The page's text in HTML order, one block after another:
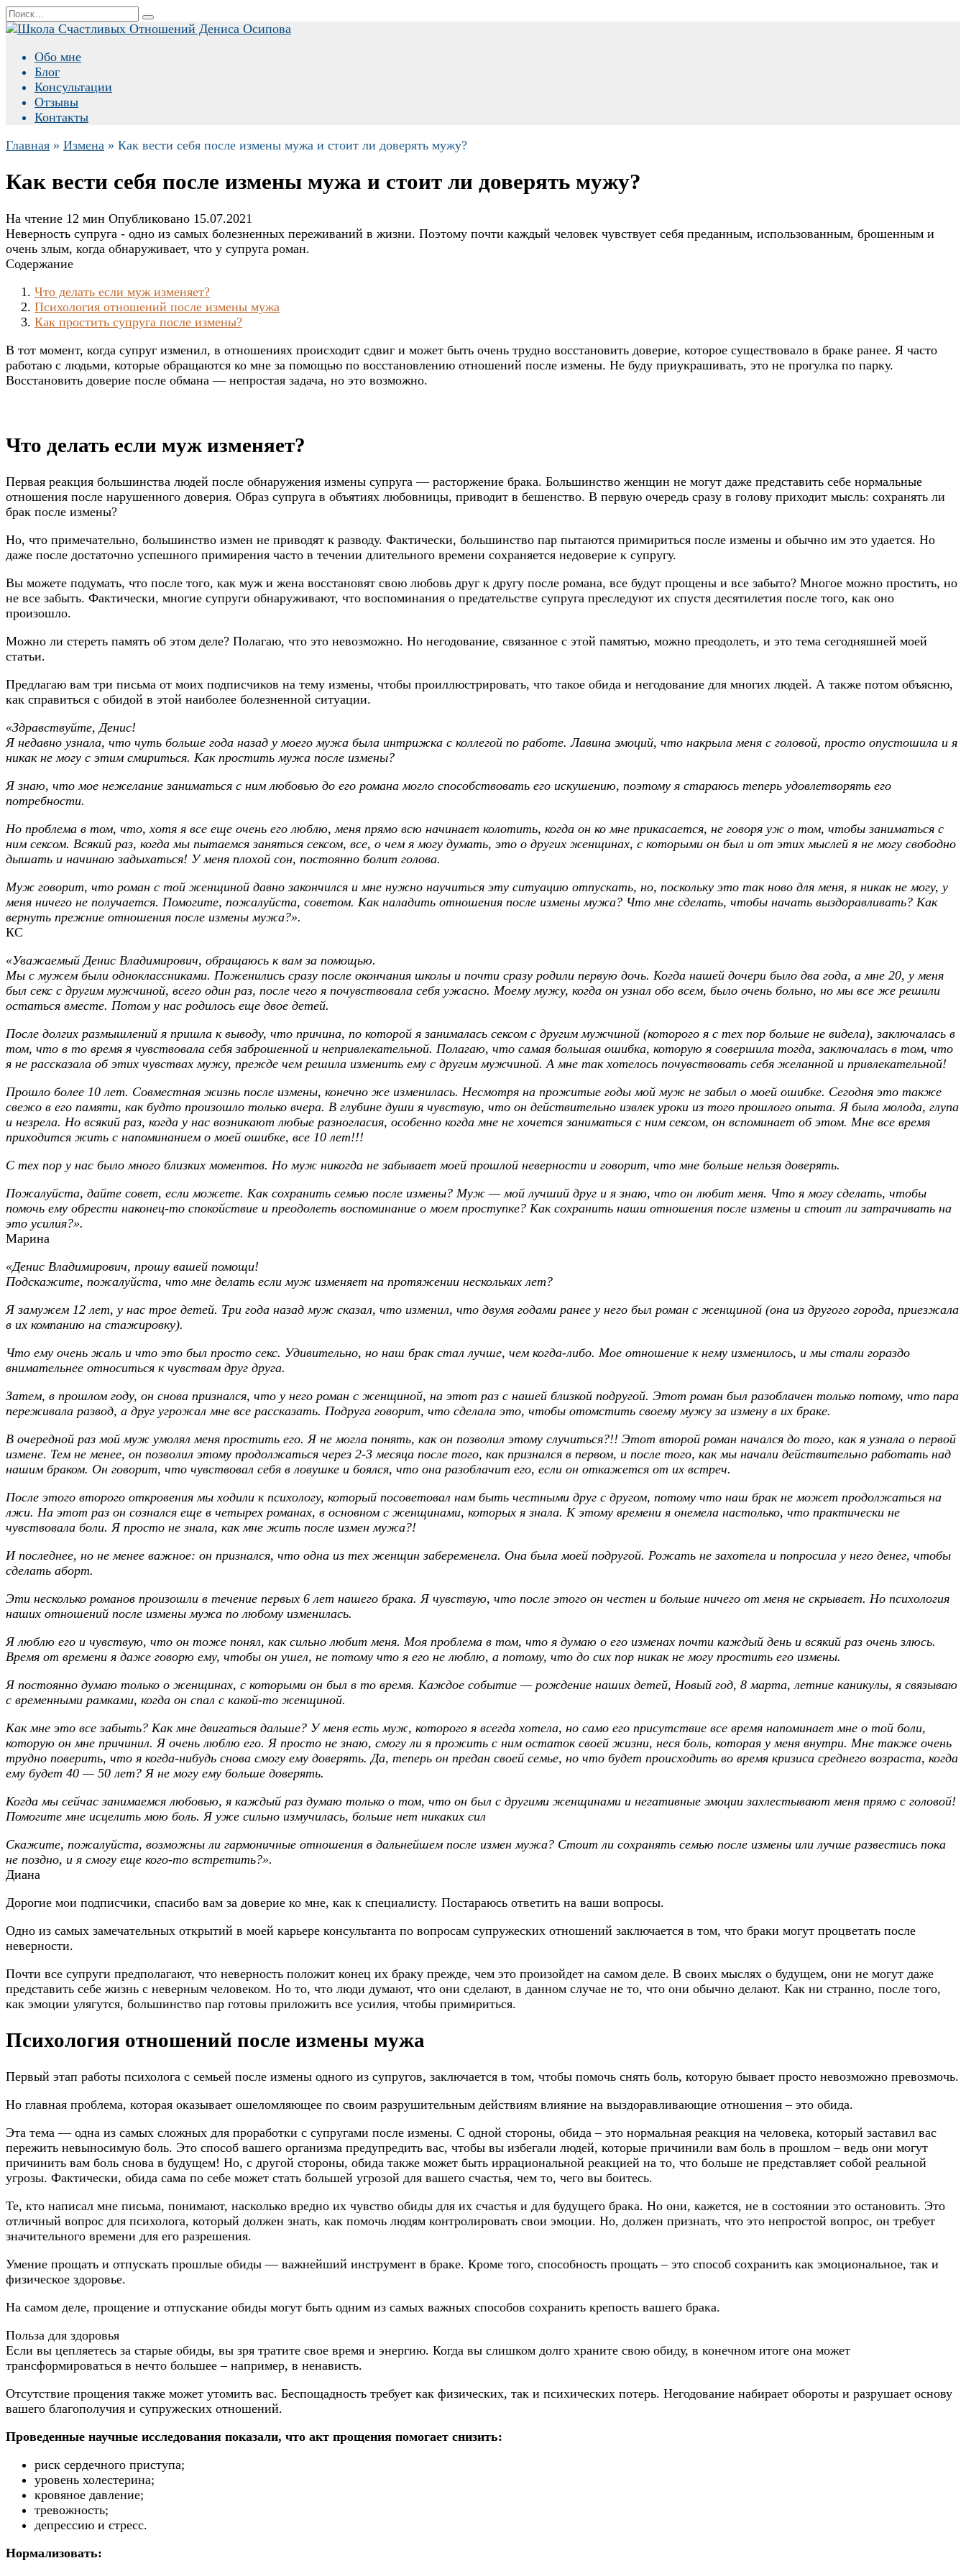
Перейти
к
Search
for:
Обо мне
Блог
Консультации
Отзывы
Контакты
Главная » Измена » Как вести себя после измены мужа и стоит ли доверять мужу?
Как вести себя после измены мужа и стоит ли доверять мужу?
На чтение 12 мин Опубликовано 15.07.2021
Неверность супруга - одно из самых болезненных переживаний в жизни. Поэтому почти каждый человек чувствует себя преданным, использованным, брошенным и
очень злым, когда обнаруживает, что у супруга роман.
Содержание
Что делать если муж изменяет?
Психология отношений после измены мужа
Как простить супруга после измены?
В тот момент, когда супруг изменил, в отношениях происходит сдвиг и может быть очень трудно восстановить доверие, которое существовало в браке ранее. Я часто
работаю с людьми, которые обращаются ко мне за помощью по восстановлению отношений после измены. Не буду приукрашивать, это не прогулка по парку.
Восстановить доверие после обмана — непростая задача, но это возможно.
Что делать если муж изменяет?
Первая реакция большинства людей после обнаружения измены супруга — расторжение брака. Большинство женщин не могут даже представить себе нормальные
отношения после нарушенного доверия. Образ супруга в объятиях любовницы, приводит в бешенство. В первую очередь сразу в голову приходит мысль: сохранять ли
брак после измены?
Но, что примечательно, большинство измен не приводят к разводу. Фактически, большинство пар пытаются примириться после измены и обычно им это удается. Но
даже после достаточно успешного примирения часто в течении длительного времени сохраняется недоверие к супругу.
Вы можете подумать, что после того, как муж и жена восстановят свою любовь друг к другу после романа, все будут прощены и все забыто? Многое можно простить, но
не все забыть. Фактически, многие супруги обнаруживают, что воспоминания о предательстве супруга преследуют их спустя десятилетия после того, как оно
произошло.
Можно ли стереть память об этом деле? Полагаю, что это невозможно. Но негодование, связанное с этой памятью, можно преодолеть, и это тема сегодняшней моей
статьи.
Предлагаю вам три письма от моих подписчиков на тему измены, чтобы проиллюстрировать, что такое обида и негодование для многих людей. А также потом объясню,
как справиться с обидой в этой наиболее болезненной ситуации.
«Здравствуйте, Денис!
Я недавно узнала, что чуть больше года назад у моего мужа была интрижка с коллегой по работе. Лавина эмоций, что накрыла меня с головой, просто опустошила и я
никак не могу с этим смириться. Как простить мужа после измены?
Я знаю, что мое нежелание заниматься с ним любовью до его романа могло способствовать его искушению, поэтому я стараюсь теперь удовлетворять его
потребности.
Но проблема в том, что, хотя я все еще очень его люблю, меня прямо всю начинает колотить, когда он ко мне прикасается, не говоря уж о том, чтобы заниматься с
ним сексом. Всякий раз, когда мы пытаемся заняться сексом, все, о чем я могу думать, это о других женщинах, с которыми он был и от этих мыслей я не могу свободно
дышать и начинаю задыхаться! У меня плохой сон, постоянно болит голова.
Муж говорит, что роман с той женщиной давно закончился и мне нужно научиться эту ситуацию отпускать, но, поскольку это так ново для меня, я никак не могу, у
меня ничего не получается. Помогите, пожалуйста, советом. Как наладить отношения после измены мужа? Что мне сделать, чтобы начать выздоравливать? Как
вернуть прежние отношения после измены мужа?».
КС
«Уважаемый Денис Владимирович, обращаюсь к вам за помощью.
Мы с мужем были одноклассниками. Поженились сразу после окончания школы и почти сразу родили первую дочь. Когда нашей дочери было два года, а мне 20, у меня
был секс с другим мужчиной, всего один раз, после чего я почувствовала себя ужасно. Моему мужу, когда он узнал обо всем, было очень больно, но мы все же решили
остаться вместе. Потом у нас родилось еще двое детей.
После долгих размышлений я пришла к выводу, что причина, по которой я занималась сексом с другим мужчиной (которого я с тех пор больше не видела), заключалась в
том, что в то время я чувствовала себя заброшенной и непривлекательной. Полагаю, что самая большая ошибка, которую я совершила тогда, заключалась в том, что
я не рассказала об этих чувствах мужу, прежде чем решила изменить ему с другим мужчиной. А мне так хотелось почувствовать себя желанной и привлекательной!
Прошло более 10 лет. Совместная жизнь после измены, конечно же изменилась. Несмотря на прожитые годы мой муж не забыл о моей ошибке. Сегодня это также
свежо в его памяти, как будто произошло только вчера. В глубине души я чувствую, что он действительно извлек уроки из того прошлого опыта. Я была молода, глупа
и незрела. Но всякий раз, когда у нас возникают любые разногласия, особенно когда мне не хочется заниматься с ним сексом, он вспоминает об этом. Мне все время
приходится жить с напоминанием о моей ошибке, все 10 лет!!!
С тех пор у нас было много близких моментов. Но муж никогда не забывает моей прошлой неверности и говорит, что мне больше нельзя доверять.
Пожалуйста, дайте совет, если можете. Как сохранить семью после измены? Муж — мой лучший друг и я знаю, что он любит меня. Что я могу сделать, чтобы
помочь ему обрести наконец-то спокойствие и преодолеть воспоминание о моем проступке? Как сохранить наши отношения после измены и стоит ли затрачивать на
это усилия?».
Марина
«Денис Владимирович, прошу вашей помощи!
Подскажите, пожалуйста, что мне делать если муж изменяет на протяжении нескольких лет?
Я замужем 12 лет, у нас трое детей. Три года назад муж сказал, что изменил, что двумя годами ранее у него был роман с женщиной (она из другого города, приезжала
в их компанию на стажировку).
Что ему очень жаль и что это был просто секс. Удивительно, но наш брак стал лучше, чем когда-либо. Мое отношение к нему изменилось, и мы стали гораздо
внимательнее относиться к чувствам друг друга.
Затем, в прошлом году, он снова признался, что у него роман с женщиной, на этот раз с нашей близкой подругой. Этот роман был разоблачен только потому, что пара
переживала развод, а друг угрожал мне все рассказать. Подруга говорит, что сделала это, чтобы отомстить своему мужу за измену в их браке.
В очередной раз мой муж умолял меня простить его. Я не могла понять, как он позволил этому случиться?!! Этот второй роман начался до того, как я узнала о первой
измене. Тем не менее, он позволил этому продолжаться через 2-3 месяца после того, как признался в первом, и после того, как мы начали действительно работать над
нашим браком. Он говорит, что чувствовал себя в ловушке и боялся, что она разоблачит его, если он откажется от их встреч.
После этого второго откровения мы ходили к психологу, который посоветовал нам быть честными друг с другом, потому что наш брак не может продолжаться на
лжи. На этот раз он сознался еще в четырех романах, в основном с женщинами, которых я знала. К этому времени я онемела настолько, что практически не
чувствовала боли. Я просто не знала, как мне жить после измен мужа?!
И последнее, но не менее важное: он признался, что одна из тех женщин забеременела. Она была моей подругой. Рожать не захотела и попросила у него денег, чтобы
сделать аборт.
Эти несколько романов произошли в течение первых 6 лет нашего брака. Я чувствую, что после этого он честен и больше ничего от меня не скрывает. Но психология
наших отношений после измены мужа по любому изменилась.
Я люблю его и чувствую, что он тоже понял, как сильно любит меня. Моя проблема в том, что я думаю о его изменах почти каждый день и всякий раз очень злюсь.
Время от времени я даже говорю ему, чтобы он ушел, не потому что я его не люблю, а потому, что до сих пор никак не могу простить его измены.
Я постоянно думаю только о женщинах, с которыми он был в то время. Каждое событие — рождение наших детей, Новый год, 8 марта, летние каникулы, я связываю
с временными рамками, когда он спал с какой-то женщиной.
Как мне это все забыть? Как мне двигаться дальше? У меня есть муж, которого я всегда хотела, но само его присутствие все время напоминает мне о той боли,
которую он мне причинил. Я очень люблю его. Я просто не знаю, смогу ли я прожить с ним остаток своей жизни, неся боль, которая у меня внутри. Мне также очень
трудно поверить, что я когда-нибудь снова смогу ему доверять. Да, теперь он предан своей семье, но что будет происходить во время кризиса среднего возраста, когда
ему будет 40 — 50 лет? Я не могу ему больше доверять.
Когда мы сейчас занимаемся любовью, я каждый раз думаю только о том, что он был с другими женщинами и негативные эмоции захлестывают меня прямо с головой!
Помогите мне исцелить мою боль. Я уже сильно измучилась, больше нет никаких сил
Скажите, пожалуйста, возможны ли гармоничные отношения в дальнейшем после измен мужа? Стоит ли сохранять семью после измены или лучше развестись пока
не поздно, и я смогу еще кого-то встретить?».
Диана
Дорогие мои подписчики, спасибо вам за доверие ко мне, как к специалисту. Постараюсь ответить на ваши вопросы.
Одно из самых замечательных открытий в моей карьере консультанта по вопросам супружеских отношений заключается в том, что браки могут процветать после
неверности.
Почти все супруги предполагают, что неверность положит конец их браку прежде, чем это произойдет на самом деле. В своих мыслях о будущем, они не могут даже
представить себе жизнь с неверным человеком. Но то, что люди думают, что они сделают, в данном случае не то, что они обычно делают. Как ни странно, после того,
как эмоции улягутся, большинство пар готовы приложить все усилия, чтобы примириться.
Психология отношений после измены мужа
Первый этап работы психолога с семьей после измены одного из супругов, заключается в том, чтобы помочь снять боль, которую бывает просто невозможно превозмочь.
Но главная проблема, которая оказывает ошеломляющее по своим разрушительным действиям влияние на выздоравливающие отношения – это обида.
Эта тема — одна из самых сложных для проработки с супругами после измены. С одной стороны, обида – это нормальная реакция на человека, который заставил вас
пережить невыносимую боль. Это способ вашего организма предупредить вас, чтобы вы избегали людей, которые причинили вам боль в прошлом – ведь они могут
причинить вам боль снова в будущем! Но, с другой стороны, обида также может быть иррациональной реакцией на то, что больше не представляет собой реальной
угрозы. Фактически, обида сама по себе может стать большей угрозой для вашего счастья, чем то, чего вы боитесь.
Те, кто написал мне письма, понимают, насколько вредно их чувство обиды для их счастья и для будущего брака. Но они, кажется, не в состоянии это остановить. Это
отличный вопрос для психолога, который должен знать, как помочь людям контролировать свои эмоции. Но, должен признать, что это непростой вопрос, он требует
значительного времени для его разрешения.
Умение прощать и отпускать прошлые обиды — важнейший инструмент в браке. Кроме того, способность прощать – это способ сохранить как эмоциональное, так и
физическое здоровье.
На самом деле, прощение и отпускание обиды могут быть одним из самых важных способов сохранить крепость вашего брака.
Польза для здоровья
Если вы цепляетесь за старые обиды, вы зря тратите свое время и энергию. Когда вы слишком долго храните свою обиду, в конечном итоге она может
трансформироваться в нечто большее – например, в ненависть.
Отсутствие прощения также может утомить вас. Беспощадность требует как физических, так и психических потерь. Негодование набирает обороты и разрушает основу
вашего благополучия и супружеских отношений.
Проведенные научные исследования показали, что акт прощения помогает снизить:
риск сердечного приступа;
уровень холестерина;
кровяное давление;
тревожность;
депрессию и стресс.
Нормализовать: